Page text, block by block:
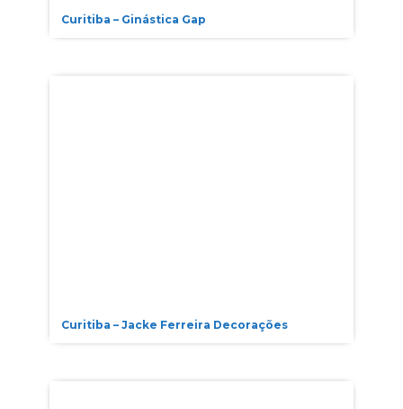
Curitiba – Ginástica Gap
Curitiba – Jacke Ferreira Decorações